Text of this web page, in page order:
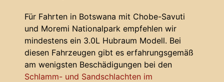
Für Fahrten in Botswana mit Chobe-Savuti
und Moremi Nationalpark empfehlen wir
mindestens ein 3.0L Hubraum Modell. Bei
diesen Fahrzeugen gibt es erfahrungsgemäß
am wenigsten Beschädigungen bei den
Schlamm- und Sandschlachten im